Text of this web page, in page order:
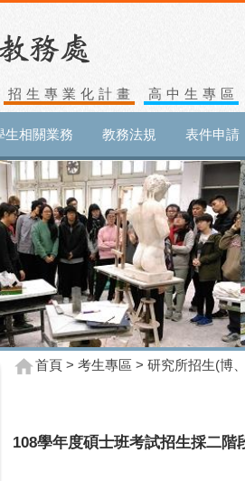
招生專業化計畫 高中生專區
生相關業務 教務法規 表件申請
首頁 > 考生專區 > 研究所招生(博
108學年度碩士班考試招生採二